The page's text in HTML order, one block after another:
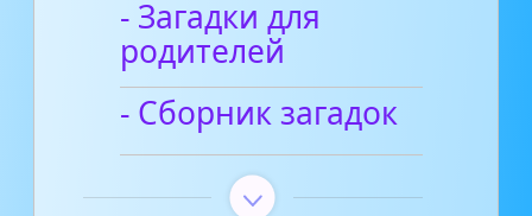
- Загадки для
родителей
- Сборник загадок